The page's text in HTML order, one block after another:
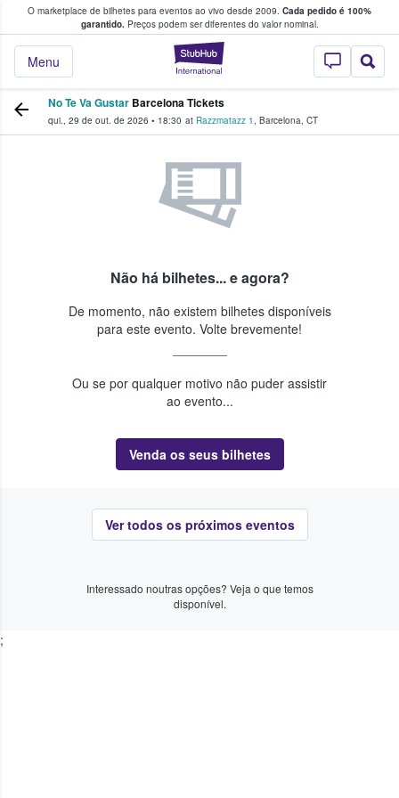
O marketplace de bilhetes para eventos ao vivo desde 2009. Cada pedido é 100%
garantido.Preços podem ser diferentes do valor nominal.
StubHub – onde
Menu
fãs compram e vendem bilhetes
No Te Va Gustar Barcelona Tickets
qui., 29 de out. de 2026 • 18:30 at Razzmatazz 1, Barcelona, CT
Não há bilhetes... e agora?
De momento, não existem bilhetes disponíveis
para este evento. Volte brevemente!
Ou se por qualquer motivo não puder assistir
ao evento...
Venda os seus bilhetes
Ver todos os próximos eventos
Interessado noutras opções? Veja o que temos
disponível.
;